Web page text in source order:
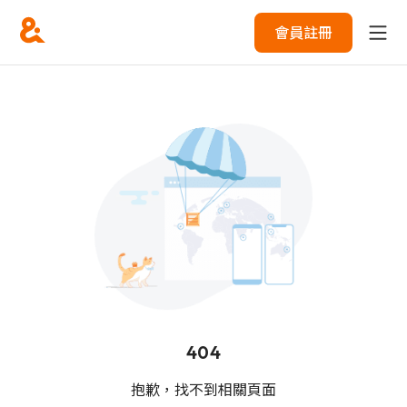
會員註冊
404
抱歉，找不到相關頁面